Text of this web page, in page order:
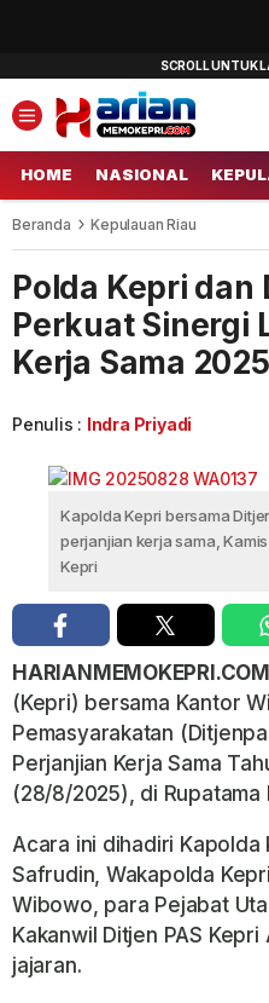
HOME NASIONAL
Beranda Kepulauan Riau
Polda Kepri dan
Perkuat Sinergi
Kerja Sama 2025
Penulis : Indra Priyadi
Kapolda Kepri bersama
perjanjian kerja sama,
Kepri
(Kepri) bersama Kantor
Pemasyarakatan
Perjanjian Kerja Sama
(28/8/2025), di Rupatama
Acara ini dihadiri Kapolda
Safrudin, Wakapolda
Wibowo, para Pejabat
Kakanwil Ditjen PAS
jajaran.